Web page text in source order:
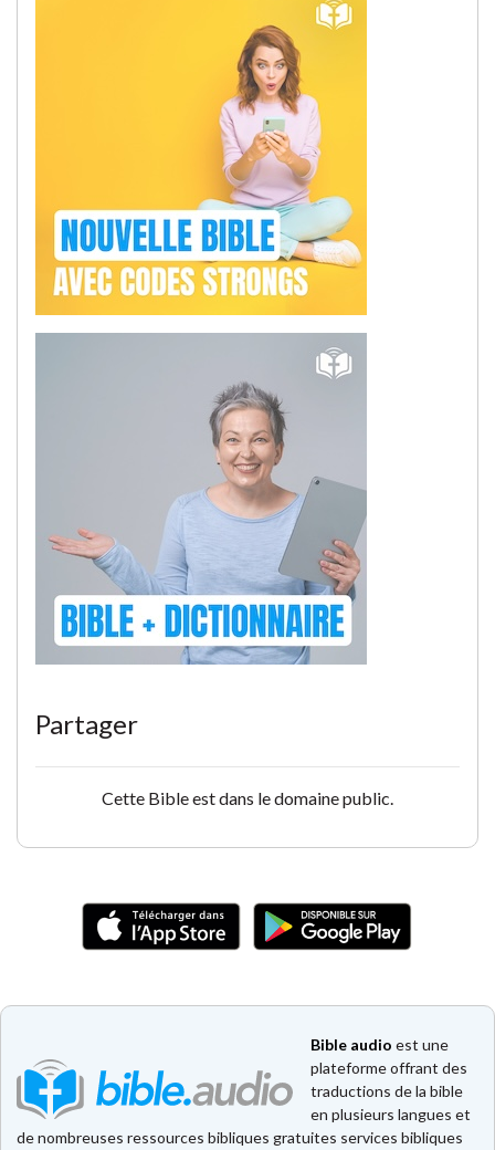
Partager
Cette Bible est dans le domaine public.
Bible audio est une
plateforme offrant des
traductions de la bible
en plusieurs langues et
de nombreuses ressources bibliques gratuites services bibliques